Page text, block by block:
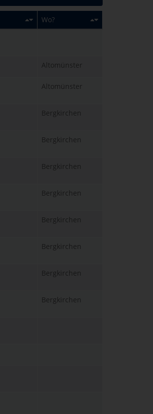
Wo?
Altomünster
Altomünster
Bergkirchen
Bergkirchen
Bergkirchen
Bergkirchen
Bergkirchen
Bergkirchen
Bergkirchen
Bergkirchen